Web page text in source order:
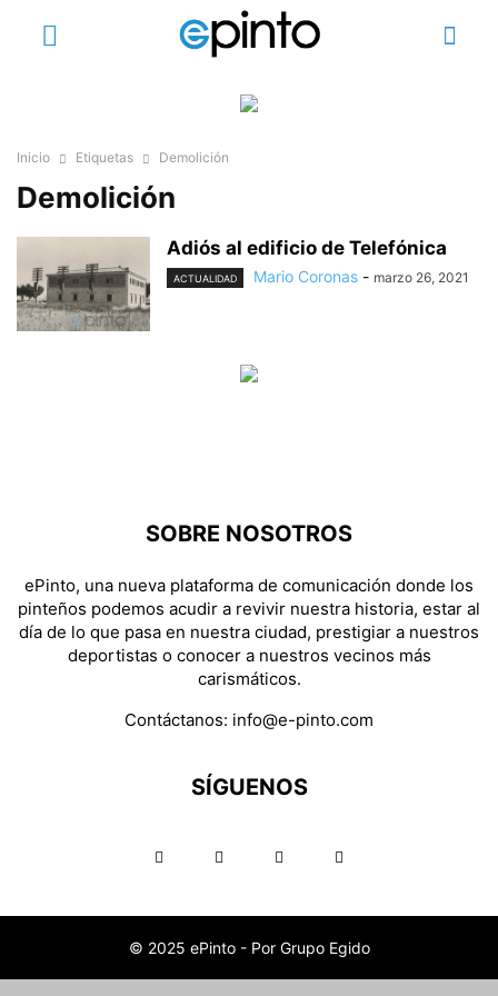
Inicio Etiquetas Demolición
Demolición
Adiós al edificio de Telefónica
ACTUALIDAD Mario Coronas - marzo 26, 2021
SOBRE NOSOTROS
ePinto, una nueva plataforma de comunicación donde los
pinteños podemos acudir a revivir nuestra historia, estar al
día de lo que pasa en nuestra ciudad, prestigiar a nuestros
deportistas o conocer a nuestros vecinos más
carismáticos.
Contáctanos: info@e-pinto.com
SÍGUENOS
© 2025 ePinto - Por Grupo Egido